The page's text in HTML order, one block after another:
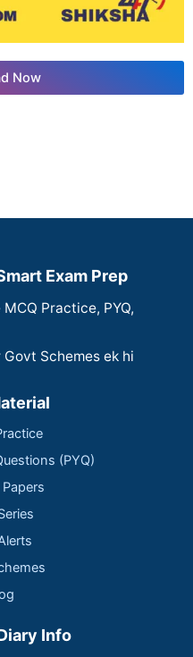
Now
Exam Prep
Practice, PYQ,
Schemes ek hi
(PYQ)
Info